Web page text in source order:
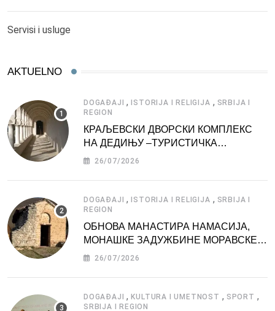
Servisi i usluge
AKTUELNO
DOGAĐAJI , ISTORIJA I RELIGIJA , SRBIJA I
REGION
КРАЉЕВСКИ ДВОРСКИ КОМПЛЕКС
НА ДЕДИЊУ –ТУРИСТИЧКА
АТРАКЦИЈА
26/07/2026
DOGAĐAJI , ISTORIJA I RELIGIJA , SRBIJA I
REGION
ОБНОВА МАНАСТИРА НАМАСИЈА,
МОНАШКЕ ЗАДУЖБИНЕ МОРАВСКЕ
СРБИЈЕ
26/07/2026
DOGAĐAJI ,KULTURA I UMETNOST , SPORT ,
SRBIJA I REGION